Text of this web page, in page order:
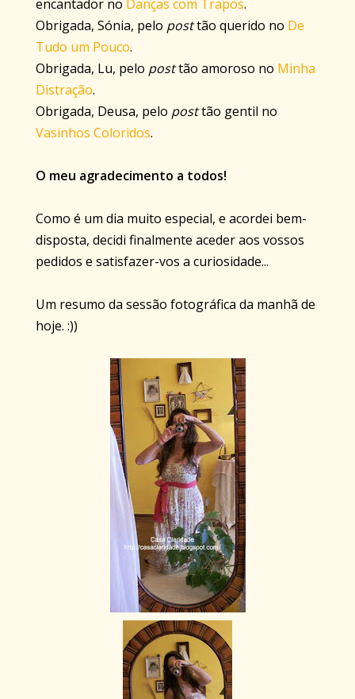
encantador no Danças com Trapos.
Obrigada, Sónia, pelo posttão querido no De
Tudo um Pouco.
Obrigada, Lu, pelo posttão amoroso no Minha
Distração.
Obrigada, Deusa, pelo posttão gentil no
Vasinhos Coloridos.
O meu agradecimento a todos!
Como é um dia muito especial, e acordei bem-
disposta, decidi finalmente aceder aos vossos
pedidos e satisfazer-vos a curiosidade...
Um resumo da sessão fotográfica da manhã de
hoje. :))